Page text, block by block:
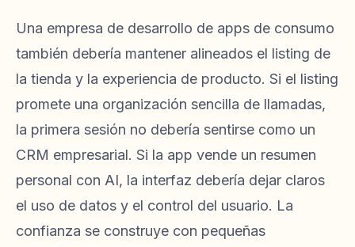
Una empresa de desarrollo de apps de consumo
también debería mantener alineados el listing de
la tienda y la experiencia de producto. Si el listing
promete una organización sencilla de llamadas,
la primera sesión no debería sentirse como un
CRM empresarial. Si la app vende un resumen
personal con AI, la interfaz debería dejar claros
el uso de datos y el control del usuario. La
confianza se construye con pequeñas